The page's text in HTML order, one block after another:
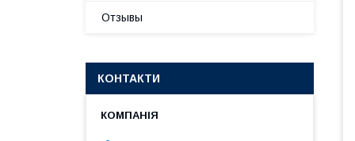
Отзывы
КОНТАКТИ